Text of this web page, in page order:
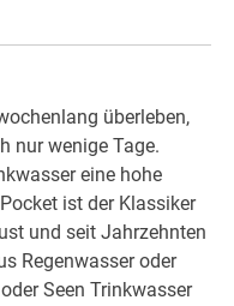
überleben,
nur wenige Tage.
eine hohe
ist der Klassiker
und seit Jahrzehnten
Regenwasser oder
Seen Trinkwasser